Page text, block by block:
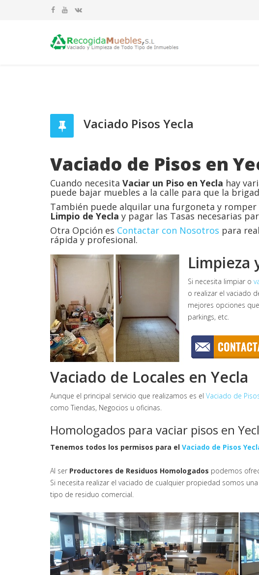
Vaciado Pisos Yecla
Vaciado de Pisos en
Cuando necesita Vaciar un Piso en Yecla hay
puede bajar muebles a la calle para que la
También puede alquilar una furgoneta y
Limpio de Yecla y pagar las Tasas necesarias
Otra Opción es Contactar con Nosotros para
rápida y profesional.
Limpieza
Si necesita limpiar o
o realizar el vaciado
mejores opciones
parkings, etc.
Vaciado de Locales en Yecla
Aunque el principal servicio que realizamos es el Vaciado de
como Tiendas, Negocios u oficinas.
Homologados para vaciar pisos en
Tenemos todos los permisos para el Vaciado de Pisos
Al ser Productores de Residuos Homologados podemos
Si necesita realizar el vaciado de cualquier propiedad somos
tipo de residuo comercial.